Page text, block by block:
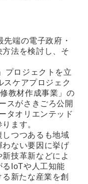
端の電子政府・
法を検討し、そ
プロジェクトを立
ケアプロジェク
教材作成事業」の
スがさきごろ公開
タオリエンテッド
ます。
つつあるも地域
ない要因に挙げ
技革新などによ
IoTや人工知能
新たな産業を創